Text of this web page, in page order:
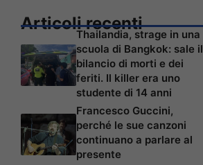
Articoli recenti
Thailandia, strage in una
scuola di Bangkok: sale il
bilancio di morti e dei
feriti. Il killer era uno
studente di 14 anni
Francesco Guccini,
perché le sue canzoni
continuano a parlare al
presente